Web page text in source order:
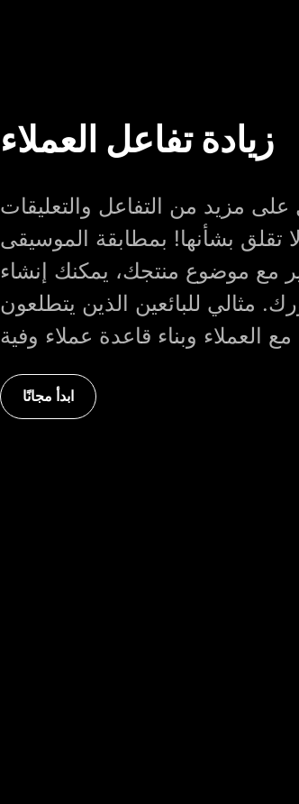
زيادة تفاعل العملاء
مزيد من التفاعل والتعليقات
تقلق بشأنها! بمطابقة الموسيقى
مع موضوع منتجك، يمكنك إنشاء
مثالي للبائعين الذين يتطلعون
ابدأ مجانًا